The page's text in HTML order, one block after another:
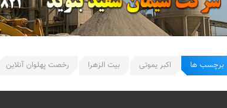
برچسب ها اکبر یموتی بیت الزهرا رخصت پهلوان آنلاین